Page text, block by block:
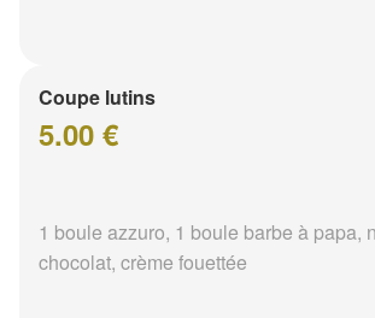
Coupe lutins
5.00 €
1 boule azzuro, 1 boule barbe à papa,
chocolat, crème fouettée